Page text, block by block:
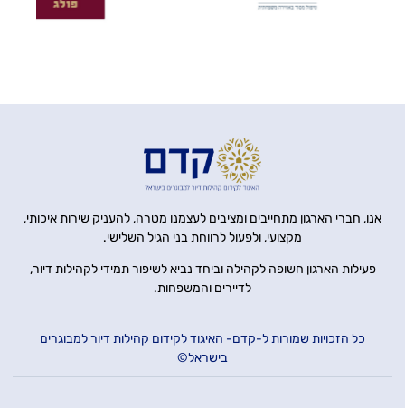
אנו, חברי הארגון מתחייבים ומציבים לעצמנו מטרה, להעניק שירות איכותי,
מקצועי, ולפעול לרווחת בני הגיל השלישי.
פעילות הארגון חשופה לקהילה וביחד נביא לשיפור תמידי לקהילות דיור,
לדיירים והמשפחות.
כל הזכויות שמורות ל-קדם- האיגוד לקידום קהילות דיור למבוגרים
בישראל©